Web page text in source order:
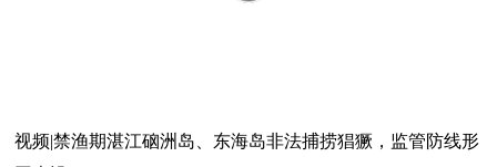
视频|禁渔期湛江硇洲岛、东海岛非法捕捞猖獗，监管防线形